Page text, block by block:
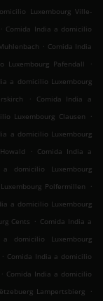
Luxembourg Ville-
. Comida India a domicilio
. Comida India
Luxembourg Pafendall
.
a domicilio Luxembourg
.
Comida India a
Luxembourg Clausen
.
a domicilio Luxembourg
. Comida India a
domicilio Luxembourg
Polfermillen
.
a domicilio Luxembourg
Cents . Comida India a
domicilio Luxembourg
. Comida India a domicilio
. Comida India a domicilio
Lampertsbierg
.